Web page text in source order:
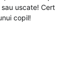
uscate! Cert
copil!